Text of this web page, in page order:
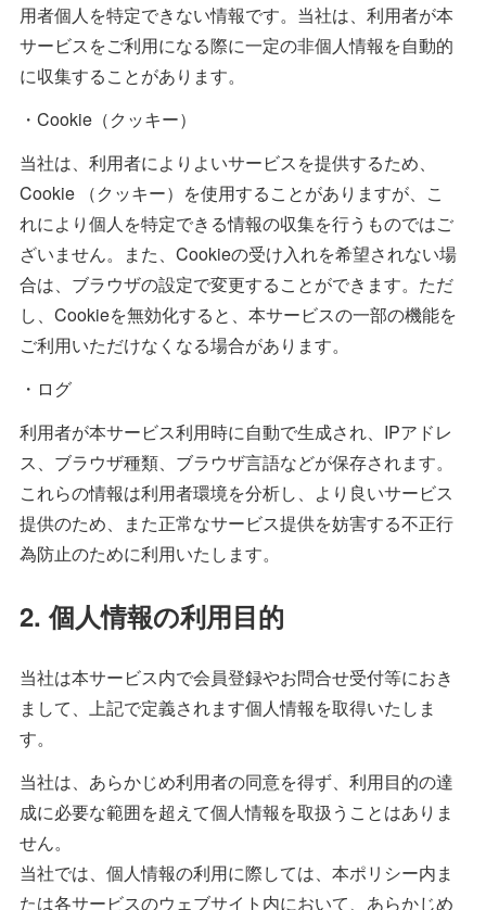
用者個人を特定できない情報です。当社は、利用者が本
サービスをご利用になる際に一定の非個人情報を自動的
に収集することがあります。
・Cookie（クッキー）
当社は、利用者によりよいサービスを提供するため、
Cookie （クッキー）を使用することがありますが、こ
れにより個人を特定できる情報の収集を行うものではご
ざいません。また、Cookieの受け入れを希望されない場
合は、ブラウザの設定で変更することができます。ただ
し、Cookieを無効化すると、本サービスの一部の機能を
ご利用いただけなくなる場合があります。
・ログ
利用者が本サービス利用時に自動で生成され、IPアドレ
ス、ブラウザ種類、ブラウザ言語などが保存されます。
これらの情報は利用者環境を分析し、より良いサービス
提供のため、また正常なサービス提供を妨害する不正行
為防止のために利用いたします。
2. 個人情報の利用目的
当社は本サービス内で会員登録やお問合せ受付等におき
まして、上記で定義されます個人情報を取得いたしま
す。
当社は、あらかじめ利用者の同意を得ず、利用目的の達
成に必要な範囲を超えて個人情報を取扱うことはありま
せん。
当社では、個人情報の利用に際しては、本ポリシー内ま
たは各サービスのウェブサイト内において、あらかじめ